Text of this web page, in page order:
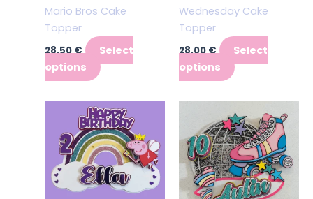
Mario Bros Cake
Topper
28,50€
Select
options
Wednesday Cake
Topper
28,00€
Select
options